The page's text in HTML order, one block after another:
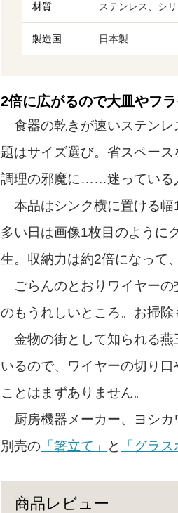
材質 ステンレス、シ
製造国 日本製
2倍に広がるので大皿やフラ
食器の乾きが速いステンレ
題はサイズ選び。省スペー
調理の邪魔に……迷っている
本品はシンク横に置ける幅
多い日は画像1枚目のように
生。収納力は約2倍になって
ごらんのとおりワイヤーの
のもうれしいところ。お掃除
金物の街として知られる燕
いるので、ワイヤーの切り
ことはまずありません。
厨房機器メーカー、ヨシカ
別売の 「箸立て」 と 「グラ
商品レビュー